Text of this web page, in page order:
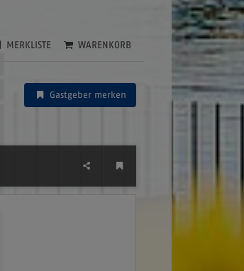
MERKLISTE WARENKORB
Gastgeber merken